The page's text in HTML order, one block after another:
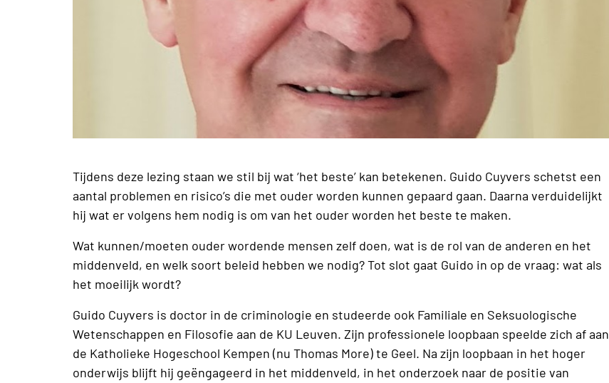
Tijdens deze lezing staan we stil bij wat ‘het beste’ kan betekenen. Guido Cuyvers schetst een
aantal problemen en risico’s die met ouder worden kunnen gepaard gaan. Daarna verduidelijkt
hij wat er volgens hem nodig is om van het ouder worden het beste te maken.
Wat kunnen/moeten ouder wordende mensen zelf doen, wat is de rol van de anderen en het
middenveld, en welk soort beleid hebben we nodig? Tot slot gaat Guido in op de vraag: wat als
het moeilijk wordt?
Guido Cuyvers is doctor in de criminologie en studeerde ook Familiale en Seksuologische
Wetenschappen en Filosofie aan de KU Leuven. Zijn professionele loopbaan speelde zich af aan
de Katholieke Hogeschool Kempen (nu Thomas More) te Geel. Na zijn loopbaan in het hoger
onderwijs blijft hij geëngageerd in het middenveld, in het onderzoek naar de positie van